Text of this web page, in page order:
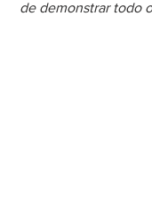
de demonstrar todo